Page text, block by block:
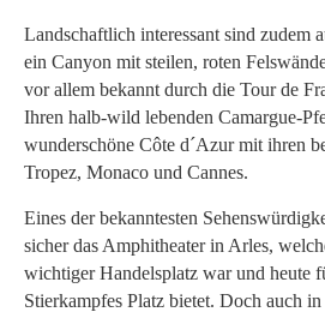
Landschaftlich interessant sind zudem
ein Canyon mit steilen, roten
vor allem bekannt durch die Tour de
Ihren halb-wild lebenden Camargue-
wunderschöne Côte d´Azur mit ihren
Tropez, Monaco und Cannes.
Eines der bekanntesten
sicher das Amphitheater in Arles,
wichtiger Handelsplatz war und heute
Stierkampfes Platz bietet. Doch auch